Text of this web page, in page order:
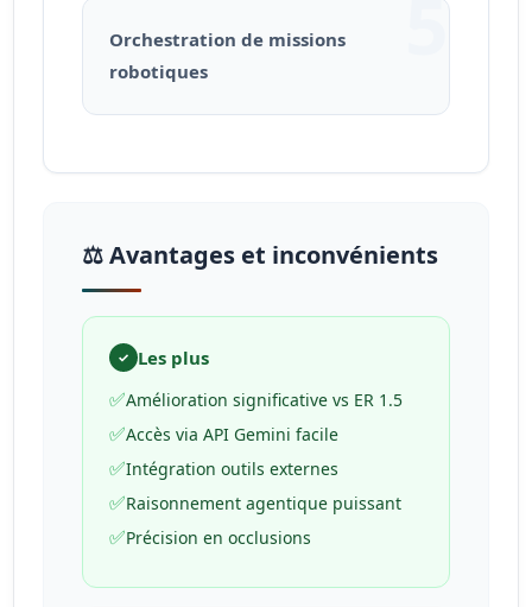
5
Orchestration de missions
robotiques
⚖️ Avantages et inconvénients
✓ Les plus
✅Amélioration significative vs ER 1.5
✅Accès via API Gemini facile
✅Intégration outils externes
✅Raisonnement agentique puissant
✅Précision en occlusions